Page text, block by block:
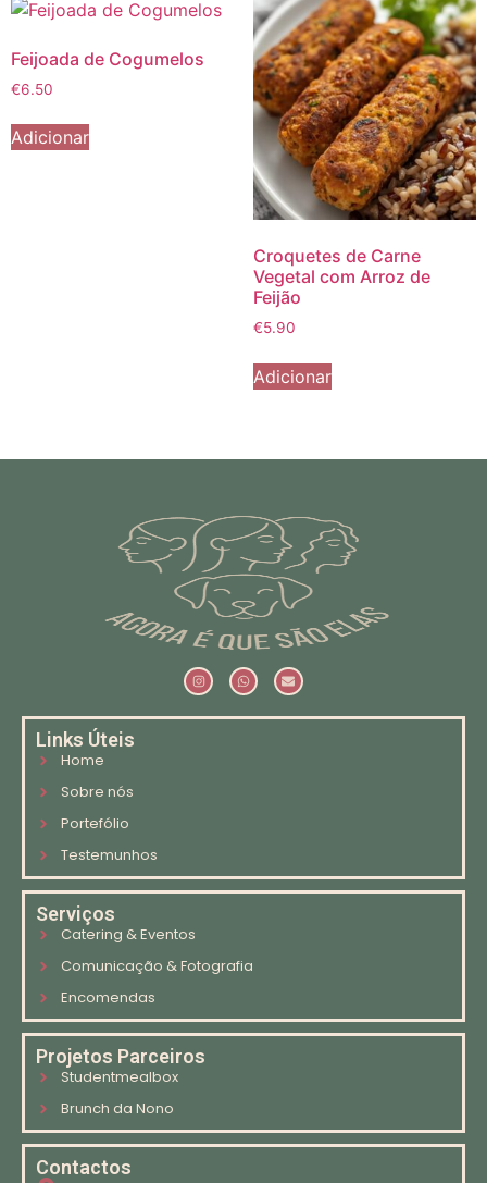
Feijoada de Cogumelos
€6.50
Adicionar
Croquetes de Carne
Vegetal com Arroz de
Feijão
€5.90
Adicionar
Links Úteis
Home
Sobre nós
Portefólio
Testemunhos
Serviços
Catering & Eventos
Comunicação & Fotografia
Encomendas
Projetos Parceiros
Studentmealbox
Brunch da Nono
Contactos